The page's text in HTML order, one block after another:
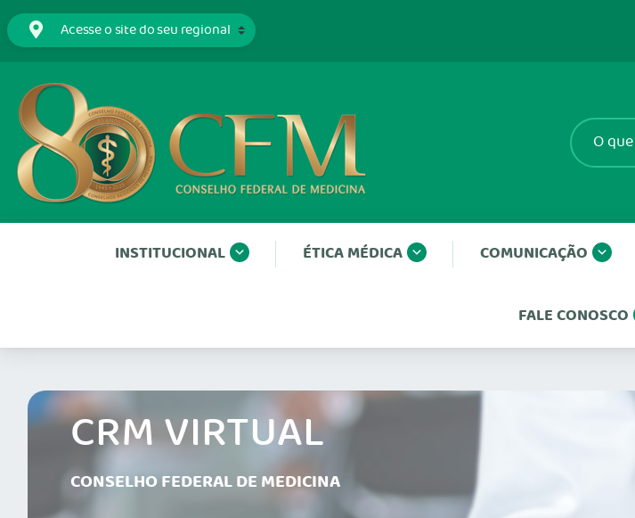
INSTITUCIONAL ÉTICA MÉDICA COMUNICAÇÃO
FALE CONOSCO
CRM VIRTUAL
CONSELHO FEDERAL DE MEDICINA